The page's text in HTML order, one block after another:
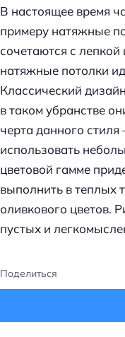
В настоящее время
примеру натяжные
сочетаются с
натяжные потолки
Классический
в таком убранстве
черта данного
использовать
цветовой гамме
выполнить в теплых
оливкового цветов.
пустых и
Поделиться